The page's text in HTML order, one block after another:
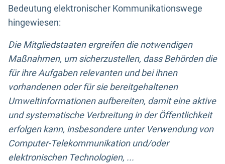
Bedeutung elektronischer Kommunikationswege
hingewiesen:
Die Mitgliedstaaten ergreifen die notwendigen
Maßnahmen, um sicherzustellen, dass Behörden die
für ihre Aufgaben relevanten und bei ihnen
vorhandenen oder für sie bereitgehaltenen
Umweltinformationen aufbereiten, damit eine aktive
und systematische Verbreitung in der Öffentlichkeit
erfolgen kann, insbesondere unter Verwendung von
Computer-Telekommunikation und/oder
elektronischen Technologien, ...